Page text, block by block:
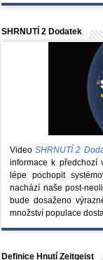
SHRNUTÍ 2 Dodatek
VideoSHRNUTÍ 2
informace k předchozí
lépe pochopit
nachází naše post-
bude dosaženo
množství populace
Definice Hnutí Zeitgeist